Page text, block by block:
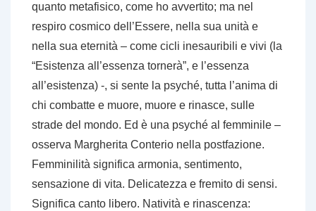
quanto metafisico, come ho avvertito; ma nel
respiro cosmico dell’Essere, nella sua unità e
nella sua eternità – come cicli inesauribili e vivi (la
“Esistenza all’essenza tornerà”, e l’essenza
all’esistenza) -, si sente la psyché, tutta l’anima di
chi combatte e muore, muore e rinasce, sulle
strade del mondo. Ed è una psyché al femminile –
osserva Margherita Conterio nella postfazione.
Femminilità significa armonia, sentimento,
sensazione di vita. Delicatezza e fremito di sensi.
Significa canto libero. Natività e rinascenza: